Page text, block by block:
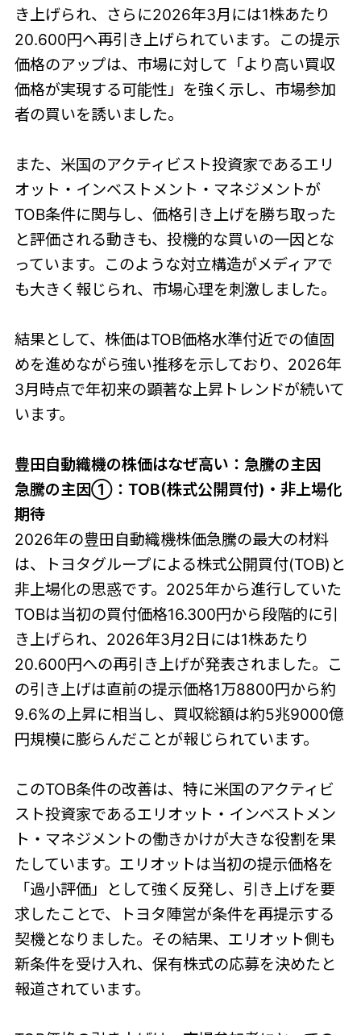
き上げられ、さらに2026年3月には1株あたり
20.600円へ再引き上げられています。この提示
価格のアップは、市場に対して「より高い買収
価格が実現する可能性」を強く示し、市場参加
者の買いを誘いました。
また、米国のアクティビスト投資家であるエリ
オット・インベストメント・マネジメントが
TOB条件に関与し、価格引き上げを勝ち取った
と評価される動きも、投機的な買いの一因とな
っています。このような対立構造がメディアで
も大きく報じられ、市場心理を刺激しました。
結果として、株価はTOB価格水準付近での値固
めを進めながら強い推移を示しており、2026年
3月時点で年初来の顕著な上昇トレンドが続いて
います。
豊田自動織機の株価はなぜ高い：急騰の主因
急騰の主因①：TOB(株式公開買付)・非上場化
期待
2026年の豊田自動織機株価急騰の最大の材料
は、トヨタグループによる株式公開買付(TOB)と
非上場化の思惑です。2025年から進行していた
TOBは当初の買付価格16.300円から段階的に引
き上げられ、2026年3月2日には1株あたり
20.600円への再引き上げが発表されました。こ
の引き上げは直前の提示価格1万8800円から約
9.6%の上昇に相当し、買収総額は約5兆9000億
円規模に膨らんだことが報じられています。
このTOB条件の改善は、特に米国のアクティビ
スト投資家であるエリオット・インベストメン
ト・マネジメントの働きかけが大きな役割を果
たしています。エリオットは当初の提示価格を
「過小評価」として強く反発し、引き上げを要
求したことで、トヨタ陣営が条件を再提示する
契機となりました。その結果、エリオット側も
新条件を受け入れ、保有株式の応募を決めたと
報道されています。